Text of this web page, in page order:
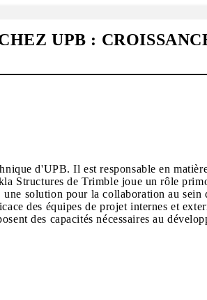
UPB :
d'UPB. Il est responsable en
de Trimble joue un rôle
solution pour la collaboration au sein
des équipes de projet internes et
des capacités nécessaires au